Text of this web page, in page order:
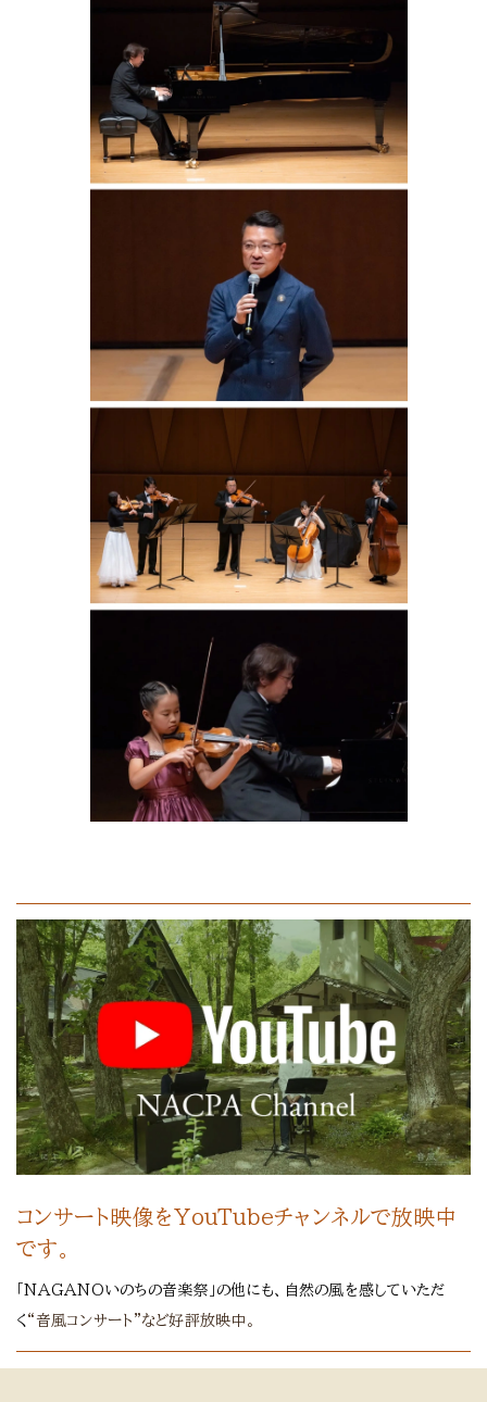
コンサート映像をYouTubeチャンネルで放映中
です。
「NAGANOいのちの音楽祭」の他にも、自然の風を感していただ
く “音風コンサート”など好評放映中。